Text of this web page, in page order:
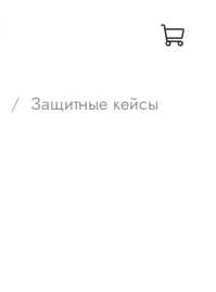
Защитные кейсы